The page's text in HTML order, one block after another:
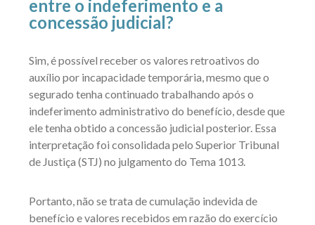
entre o indeferimento e a
concessão judicial?
Sim, é possível receber os valores retroativos do
auxílio por incapacidade temporária, mesmo que o
segurado tenha continuado trabalhando após o
indeferimento administrativo do benefício, desde que
ele tenha obtido a concessão judicial posterior. Essa
interpretação foi consolidada pelo Superior Tribunal
de Justiça (STJ) no julgamento do Tema 1013.
Portanto, não se trata de cumulação indevida de
benefício e valores recebidos em razão do exercício